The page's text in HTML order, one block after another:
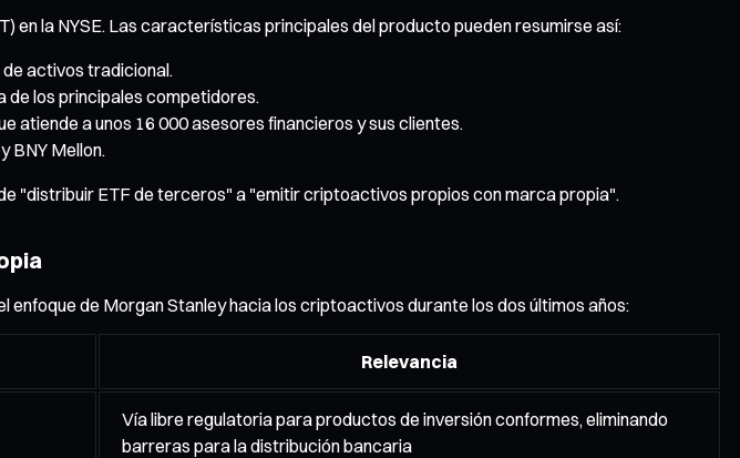
la NYSE. Las características principales del producto pueden resumirse así:
activos tradicional.
de los principales competidores.
atiende a unos 16 000 asesores financieros y sus clientes.
BNY Mellon.
"distribuir ETF de terceros" a "emitir criptoactivos propios con marca propia".
enfoque de Morgan Stanley hacia los criptoactivos durante los dos últimos años:
Relevancia
Vía libre regulatoria para productos de inversión conformes, eliminando
barreras para la distribución bancaria